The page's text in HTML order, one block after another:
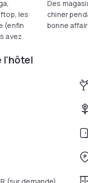
les
(enfin
avez
Des
chiner
bonne
l'hôtel